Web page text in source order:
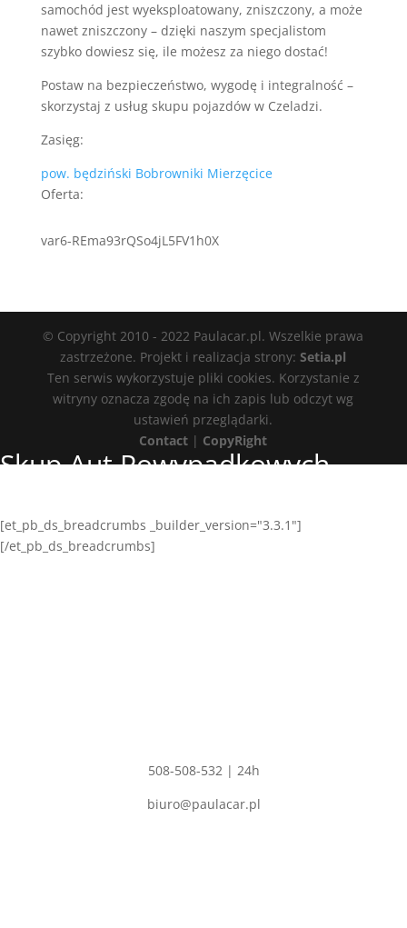
samochód jest wyeksploatowany, zniszczony, a może
nawet zniszczony – dzięki naszym specjalistom
szybko dowiesz się, ile możesz za niego dostać!
Postaw na bezpieczeństwo, wygodę i integralność –
skorzystaj z usług skupu pojazdów w Czeladzi.
Zasięg:
pow. będziński Bobrowniki Mierzęcice
Oferta:
var6-REma93rQSo4jL5FV1h0X
© Copyright 2010 - 2022 Paulacar.pl. Wszelkie prawa
zastrzeżone. Projekt i realizacja strony:Setia.pl
Ten serwis wykorzystuje pliki cookies. Korzystanie z
witryny oznacza zgodę na ich zapis lub odczyt wg
ustawień przeglądarki.
Contact | CopyRight
Skup Aut Powypadkowych
[et_pb_ds_breadcrumbs _builder_version="3.3.1"]
[/et_pb_ds_breadcrumbs]
508-508-532 | 24h
biuro@paulacar.pl